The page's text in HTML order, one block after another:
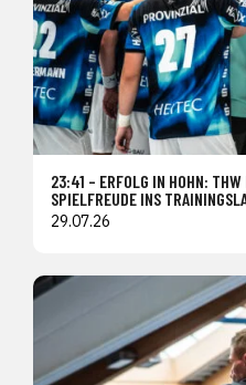
23:41 – ERFOLG IN HOHN:
SPIELFREUDE INS
29.07.26